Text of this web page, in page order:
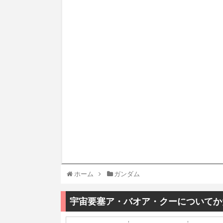
ホーム ガンダム
宇宙要塞ア・バオア・クーについて